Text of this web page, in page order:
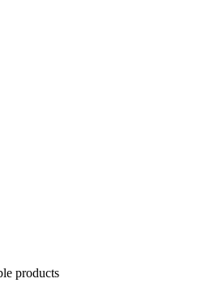
products